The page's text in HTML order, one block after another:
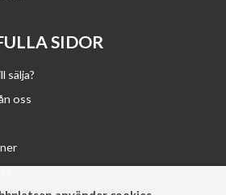
SIDOR
sälja?
oss